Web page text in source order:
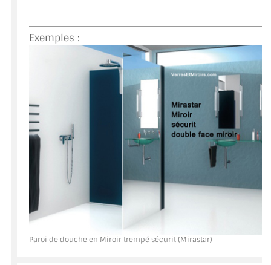
CONNECTEURS ET ASSEMBLAGE DE VERRES
PLATS ET CORNIÈRES
LES CHARNIÈRES DE PORTE EN VERRE
BOUTONS ET POIGNÉES
BARRES DE STABILISATION
JOINTS D'ÉTANCHÉITÉS
FIXATION GARDES CORPS
Exemples :
Paroi de douche en Miroir trempé sécurit (Mirastar)